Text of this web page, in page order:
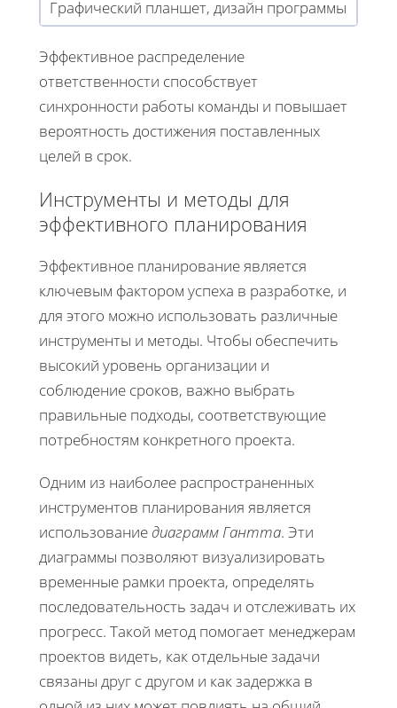
Графический планшет, дизайн программы
Эффективное распределение
ответственности способствует
синхронности работы команды и повышает
вероятность достижения поставленных
целей в срок.
Инструменты и методы для
эффективного планирования
Эффективное планирование является
ключевым фактором успеха в разработке, и
для этого можно использовать различные
инструменты и методы. Чтобы обеспечить
высокий уровень организации и
соблюдение сроков, важно выбрать
правильные подходы, соответствующие
потребностям конкретного проекта.
Одним из наиболее распространенных
инструментов планирования является
использованиедиаграмм Гантта. Эти
диаграммы позволяют визуализировать
временные рамки проекта, определять
последовательность задач и отслеживать их
прогресс. Такой метод помогает менеджерам
проектов видеть, как отдельные задачи
связаны друг с другом и как задержка в